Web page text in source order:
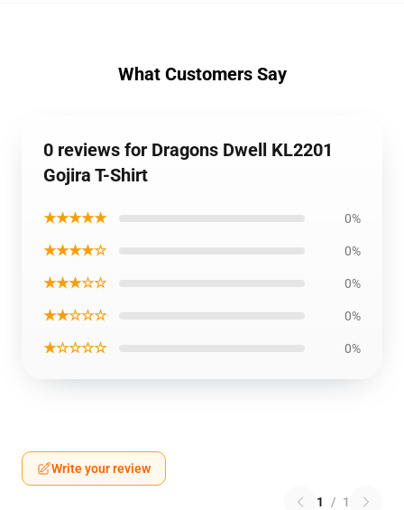
What Customers Say
0 reviews for Dragons Dwell KL2201
Gojira T-Shirt
★★★★★ 0%
★★★★☆ 0%
★★★☆☆ 0%
★★☆☆☆ 0%
★☆☆☆☆ 0%
Write your review
1 / 1